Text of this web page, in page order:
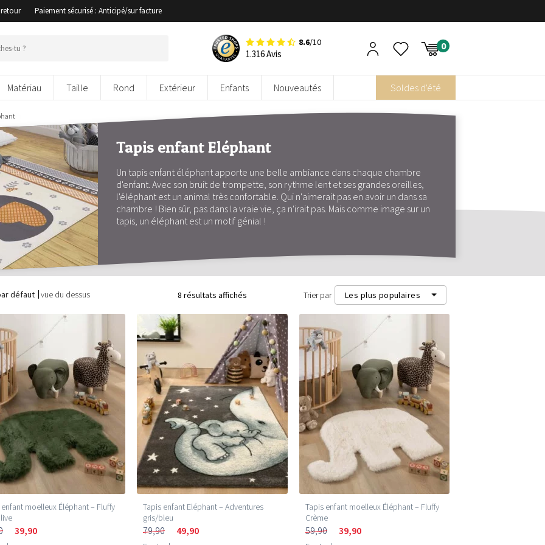
Paiement sécurisé : Anticipé/sur facture
8.6/10
1.316 Avis
Matériau Taille Rond Extérieur Enfants Nouveautés Soldes d'été
Tapis enfant Eléphant
Un tapis enfant éléphant apporte une belle ambiance dans chaque chambre
d'enfant. Avec son bruit de trompette, son rythme lent et ses grandes oreilles,
l'éléphant est un animal très confortable. Qui n'aimerait pas en avoir un dans sa
chambre ! Bien sûr, pas dans la vraie vie, ça n'irait pas. Mais comme image sur un
tapis, un éléphant est un motif génial !
défaut vue du dessus 8 résultats affichés Trier par Les plus populaires
Les plus populaires
Les plus récents
Prix les plus bas (m²)
Prix les plus élevés (m²)
moelleux Éléphant – Fluffy
39,90
Tapis enfant Eléphant – Adventures
gris/bleu
79,90 49,90
Tapis enfant moelleux Éléphant – Fluffy
Crème
59,90 39,90